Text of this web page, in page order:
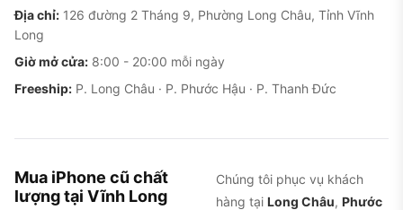
Địa chỉ: 126 đường 2 Tháng 9, Phường Long Châu, Tỉnh Vĩnh
Long
Giờ mở cửa: 8:00 - 20:00 mỗi ngày
Freeship: P. Long Châu · P. Phước Hậu · P. Thanh Đức
Mua iPhone cũ chất
lượng tại Vĩnh Long
Chúng tôi phục vụ khách
hàng tại Long Châu, Phước